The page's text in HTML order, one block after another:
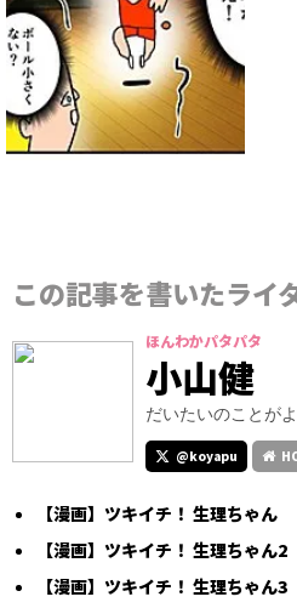
この記事を書いたライ
ほんわかパタパタ
小山健
だいたいのことが
@koyapu
【漫画】ツキイチ！ 生理ちゃん
【漫画】ツキイチ！ 生理ちゃん2
【漫画】ツキイチ！ 生理ちゃん3